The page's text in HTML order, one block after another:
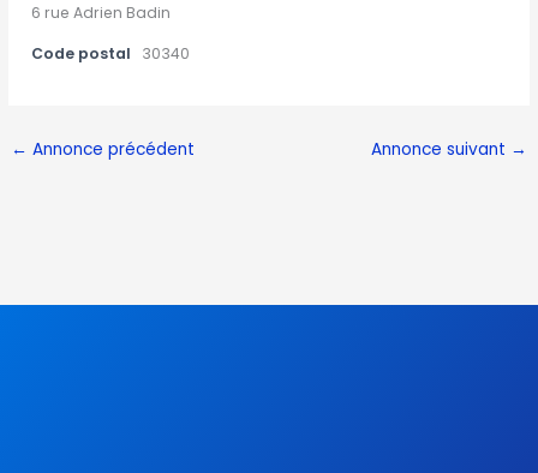
6 rue Adrien Badin
Code postal
30340
← Annonce précédent Annonce suivant →